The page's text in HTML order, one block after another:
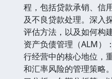
程，包括贷款承销、信
及不良贷款处理。深入
评估方法，以及如何构
资产负债管理（ALM）
行经营中的核心地位，
和汇率风险的管理策略